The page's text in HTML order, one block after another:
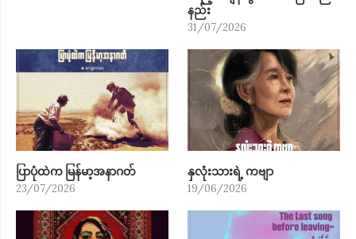
နည်း
31/07/2026
ပြာပုံထဲက မြန်မာ့အနာဂတ်
23/07/2026
နှလုံးသားရဲ့ ကဗျာ
19/06/2026